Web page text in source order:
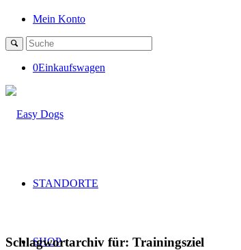
Mein Konto
0Einkaufswagen
STANDORTE
SHOP
Schlagwortarchiv für: Trainingsziel